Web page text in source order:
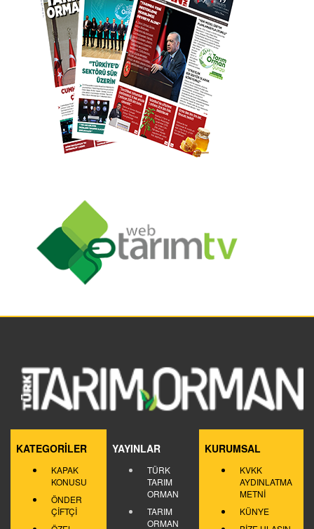
KATEGORİLER
KAPAK
KONUSU
ÖNDER
ÇİFTÇİ
YAYINLAR
TÜRK
TARIM
ORMAN
TARIM
ORMAN
KURUMSAL
KVKK
AYDINLATMA
METNİ
KÜNYE